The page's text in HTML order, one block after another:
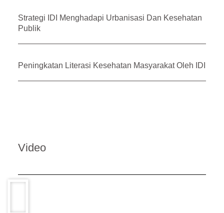
Strategi IDI Menghadapi Urbanisasi Dan Kesehatan
Publik
Peningkatan Literasi Kesehatan Masyarakat Oleh IDI
Video